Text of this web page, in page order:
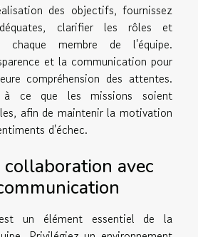
des objectifs, fournissez
clarifier les rôles et
chaque membre de l'équipe.
et la communication pour
compréhension des attentes.
à ce que les missions soient
afin de maintenir la motivation
d'échec.
collaboration avec
un élément essentiel de la